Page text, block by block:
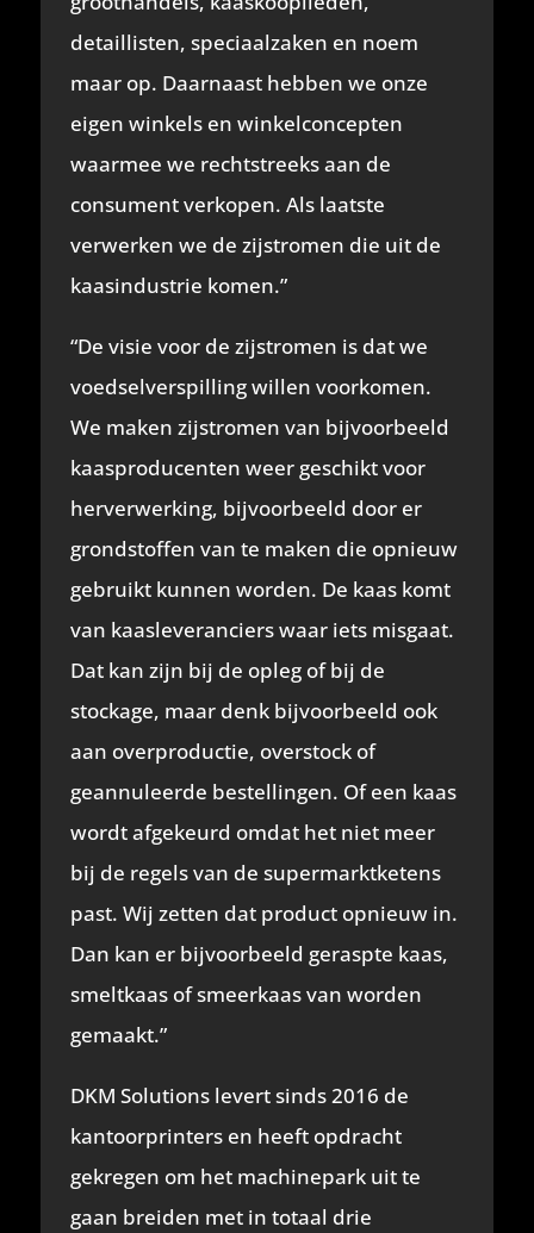
detaillisten, speciaalzaken en noem
maar op. Daarnaast hebben we onze
eigen winkels en winkelconcepten
waarmee we rechtstreeks aan de
consument verkopen. Als laatste
verwerken we de zijstromen die uit de
kaasindustrie komen.”
“De visie voor de zijstromen is dat we
voedselverspilling willen voorkomen.
We maken zijstromen van bijvoorbeeld
kaasproducenten weer geschikt voor
herverwerking, bijvoorbeeld door er
grondstoffen van te maken die opnieuw
gebruikt kunnen worden. De kaas komt
van kaasleveranciers waar iets misgaat.
Dat kan zijn bij de opleg of bij de
stockage, maar denk bijvoorbeeld ook
aan overproductie, overstock of
geannuleerde bestellingen. Of een kaas
wordt afgekeurd omdat het niet meer
bij de regels van de supermarktketens
past. Wij zetten dat product opnieuw in.
Dan kan er bijvoorbeeld geraspte kaas,
smeltkaas of smeerkaas van worden
gemaakt.”
DKM Solutions levert sinds 2016 de
kantoorprinters en heeft opdracht
gekregen om het machinepark uit te
gaan breiden met in totaal drie